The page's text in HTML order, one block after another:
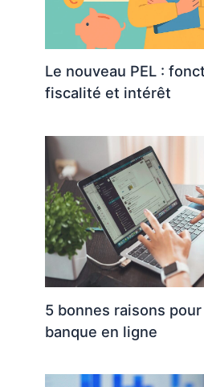
Le nouveau PEL :
fiscalité et intérêt
5 bonnes raisons
banque en ligne